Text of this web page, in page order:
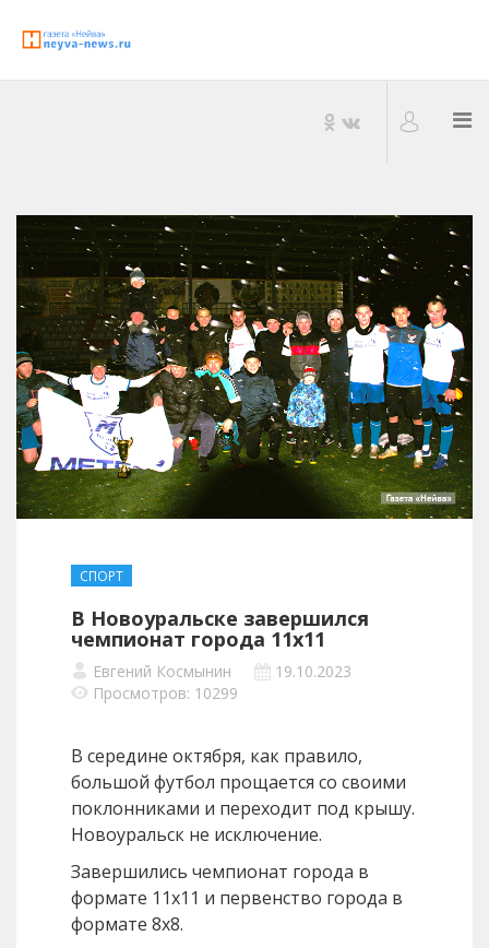
СПОРТ
В Новоуральске завершился
чемпионат города 11х11
Евгений Космынин
19.10.2023
Просмотров: 10299
В середине октября, как правило,
большой футбол прощается со своими
поклонниками и переходит под крышу.
Новоуральск не исключение.
Завершились чемпионат города в
формате 11х11 и первенство города в
формате 8х8.